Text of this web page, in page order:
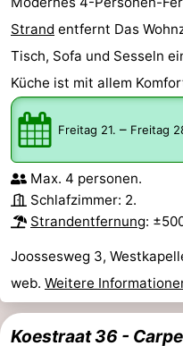
Strand entfernt Das
Tisch, Sofa und Sesseln
Küche ist mit allem
Freitag 21. – Freitag
Max. 4 personen.
Schlafzimmer: 2.
Strandentfernung:
Joossesweg 3,
web. Weitere
Koestraat 36 -